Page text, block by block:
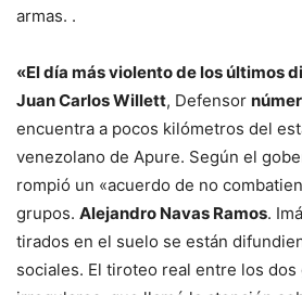
armas. .
«El día más violento de los últimos
Juan Carlos Willett, Defensor
encuentra a pocos kilómetros del
venezolano de Apure. Según el
rompió un «acuerdo de no
grupos. Alejandro Navas Ramos.
tirados en el suelo se están
sociales. El tiroteo real entre los dos